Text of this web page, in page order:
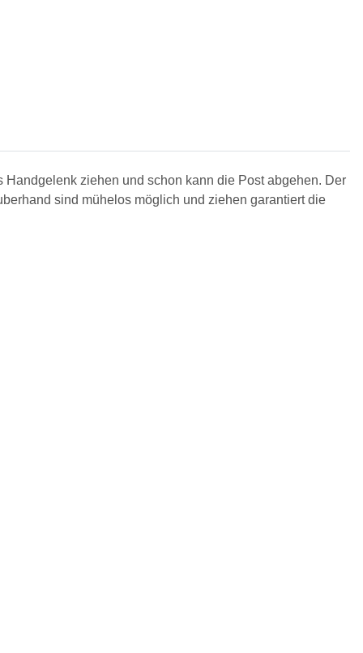
ziehen und schon kann die Post abgehen. Der
sind mühelos möglich und ziehen garantiert die